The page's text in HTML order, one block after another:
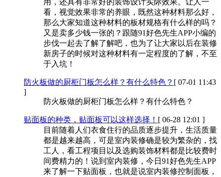
用，还具有非常好的装饰设计实际效果。让人一
看，视觉效果非常的养眼，既然这种材料那么好，
那么大家知道这种材料的板材规格有什么样的吗？
又是卖多少钱一张的？跟随91好色先生APP小编的
步伐一起去了解了解吧，也为了让大家以后在装修
新房子的时候对这种材料有一定程度的了解，不至
于入坑！
防火板做的厨柜门板怎么样？有什么特色？ [ 07-01 11:43
]
防火板做的厨柜门板怎么样？有什么特色？
贴面板的种类，贴面板可以这样选择！ [ 06-28 12:01 ]
目前随着人们衣食住行的品质逐步提升，生活质量
都是越来越高，可是室内装修确是较为繁杂的，找
工人，看工程项目以及选购装饰材料都是比较费时
间费精力的！说到室内装修，今日91好色先生APP
来了解一下贴面板，也就是说室内装修控制面板，